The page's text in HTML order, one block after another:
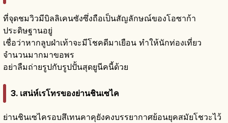
ที่จุดชมวิวมีบิลลิเคนซังซึ่งถือเป็นสัญลักษณ์ของโอซาก้า
ประดิษฐานอยู่
เชื่อว่าหากลูบฝ่าเท้าจะมีโชคดีมาเยือน ทำให้นักท่องเที่ยว
จำนวนมากมาขอพร
อย่าลืมถ่ายรูปกับรูปปั้นสุดยูนีคนี้ด้วย
3. เสน่ห์เรโทรของย่านชินเซไค
ย่านชินเซไครอบสึเทนคาคุยังคงบรรยากาศย้อนยุคสมัยโชวะไว้